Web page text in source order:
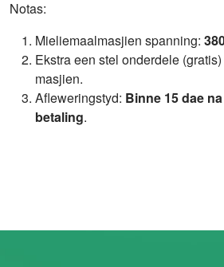
Notas:
Mieliemaalmasjien spanning:
Ekstra een stel onderdele
masjien.
Afleweringstyd: Binne 15 dae
betaling.